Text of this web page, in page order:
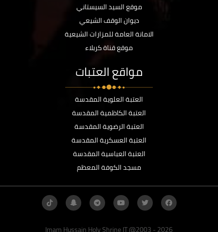
موقع السيد السيستاني
ديوان الوقف الشيعي
الامانة العامة للمزارات الشيعية
موقع قناة كربلاء
مواقع العتبات
العتبة العلوية المقدسة
العتبة الكاظمية المقدسة
العتبة الرضوية المقدسة
العتبة العسكرية المقدسة
العتبة العباسية المقدسة
مسجد الكوفة المعظم